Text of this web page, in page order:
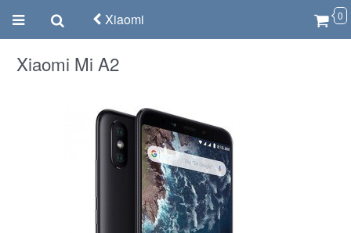
Xiaomi 0
Xiaomi Mi A2